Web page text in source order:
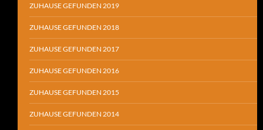
ZUHAUSE GEFUNDEN 2019
ZUHAUSE GEFUNDEN 2018
ZUHAUSE GEFUNDEN 2017
ZUHAUSE GEFUNDEN 2016
ZUHAUSE GEFUNDEN 2015
ZUHAUSE GEFUNDEN 2014